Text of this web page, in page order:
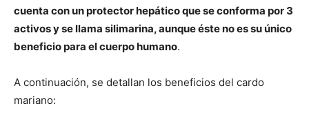
cuenta con un protector hepático que se conforma por 3
activos y se llama silimarina, aunque éste no es su único
beneficio para el cuerpo humano.
A continuación, se detallan los beneficios del cardo
mariano: